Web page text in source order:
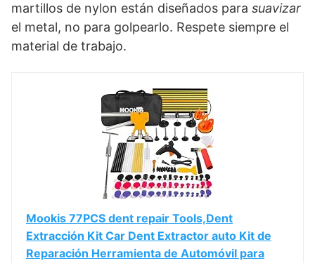
martillos de nylon están diseñados para suavizar
el metal, no para golpearlo. Respete siempre el
material de trabajo.
Mookis 77PCS dent repair Tools,Dent
Extracción Kit Car Dent Extractor auto Kit de
Reparación Herramienta de Automóvil para